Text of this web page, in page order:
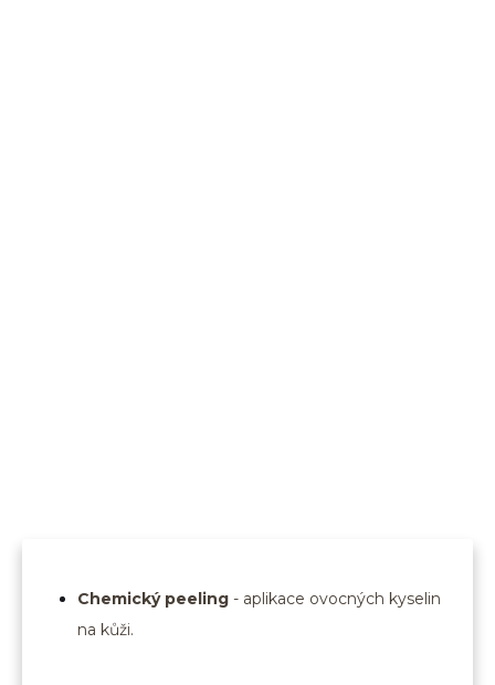
Chemický peeling - aplikace ovocných kyselin
na kůži.